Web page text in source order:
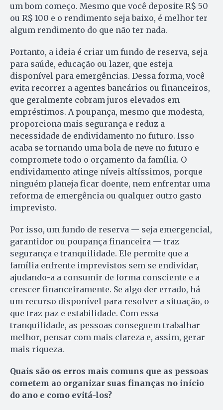
um bom começo. Mesmo que você deposite R$ 50
ou R$ 100 e o rendimento seja baixo, é melhor ter
algum rendimento do que não ter nada.
Portanto, a ideia é criar um fundo de reserva, seja
para saúde, educação ou lazer, que esteja
disponível para emergências. Dessa forma, você
evita recorrer a agentes bancários ou financeiros,
que geralmente cobram juros elevados em
empréstimos. A poupança, mesmo que modesta,
proporciona mais segurança e reduz a
necessidade de endividamento no futuro. Isso
acaba se tornando uma bola de neve no futuro e
compromete todo o orçamento da família. O
endividamento atinge níveis altíssimos, porque
ninguém planeja ficar doente, nem enfrentar uma
reforma de emergência ou qualquer outro gasto
imprevisto.
Por isso, um fundo de reserva — seja emergencial,
garantidor ou poupança financeira — traz
segurança e tranquilidade. Ele permite que a
família enfrente imprevistos sem se endividar,
ajudando-a a consumir de forma consciente e a
crescer financeiramente. Se algo der errado, há
um recurso disponível para resolver a situação, o
que traz paz e estabilidade. Com essa
tranquilidade, as pessoas conseguem trabalhar
melhor, pensar com mais clareza e, assim, gerar
mais riqueza.
Quais são os erros mais comuns que as pessoas
cometem ao organizar suas finanças no início
do ano e como evitá-los?